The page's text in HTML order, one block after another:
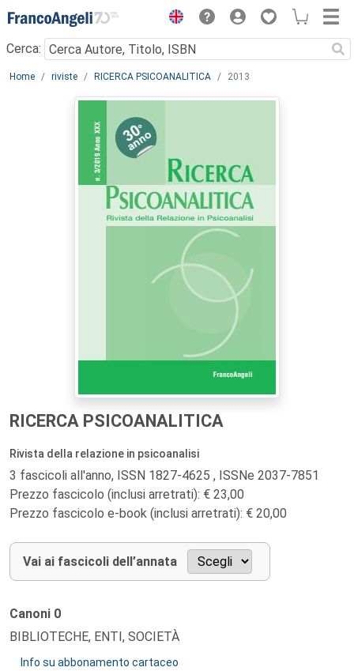
Menu
Cerca:
Main content
Home riviste RICERCA PSICOANALITICA 2013
RICERCA PSICOANALITICA
Rivista della relazione in psicoanalisi
3 fascicoli all'anno, ISSN 1827-4625 , ISSNe 2037-7851
Prezzo fascicolo (inclusi arretrati): € 23,00
Prezzo fascicolo e-book (inclusi arretrati): € 20,00
Vai ai fascicoli dell’annata
Canoni 0
BIBLIOTECHE, ENTI, SOCIETÀ
Info su abbonamento cartaceo